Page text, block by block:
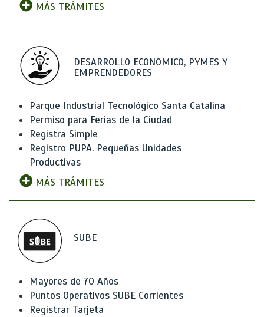
MÁS TRÁMITES
DESARROLLO ECONOMICO, PYMES Y
EMPRENDEDORES
Parque Industrial Tecnológico Santa Catalina
Permiso para Ferias de la Ciudad
Registra Simple
Registro PUPA. Pequeñas Unidades
Productivas
MÁS TRÁMITES
SUBE
Mayores de 70 Años
Puntos Operativos SUBE Corrientes
Registrar Tarjeta